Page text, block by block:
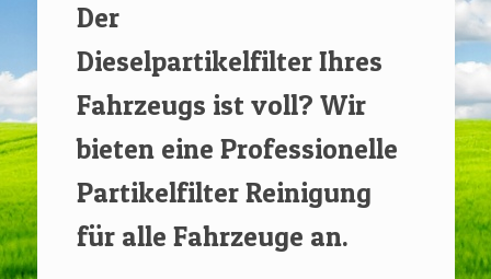
Der
Dieselpartikelfilter Ihres
Fahrzeugs ist voll? Wir
bieten eine Professionelle
Partikelfilter Reinigung
für alle Fahrzeuge an.